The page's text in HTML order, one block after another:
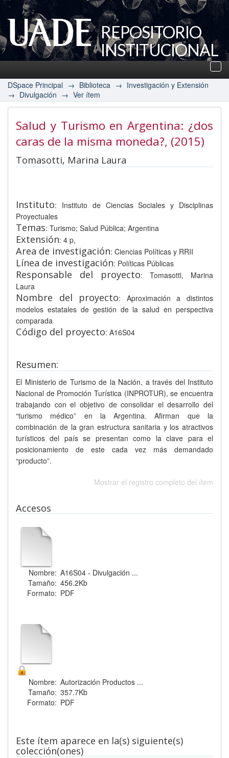
REPOSITORIO
INSTITUCIONAL
UADE
DSpace Principal → Biblioteca → Investigación y Extensión
→ Divulgación → Ver ítem
Salud y Turismo en Argentina: ¿dos
caras de la misma moneda?, (2015)
Tomasotti, Marina Laura
Instituto: Instituto de Ciencias Sociales y Disciplinas
Proyectuales
Temas: Turismo; Salud Pública; Argentina
Extensión: 4 p,
Area de investigación: Ciencias Políticas y RRII
Línea de investigación: Políticas Públicas
Responsable del proyecto: Tomasotti, Marina
Laura
Nombre del proyecto: Aproximación a distintos
modelos estatales de gestión de la salud en perspectiva
comparada
Código del proyecto: A16S04
Resumen:
El Ministerio de Turismo de la Nación, a través del Instituto
Nacional de Promoción Turística (INPROTUR), se encuentra
trabajando con el objetivo de consolidar el desarrollo del
“turismo médico” en la Argentina. Afirman que la
combinación de la gran estructura sanitaria y los atractivos
turísticos del país se presentan como la clave para el
posicionamiento de este cada vez más demandado
“producto”.
Mostrar el registro completo del ítem
Accesos
Nombre: A16S04 - Divulgación ...
Tamaño: 456.2Kb
Formato: PDF
Nombre: Autorización Productos ...
Tamaño: 357.7Kb
Formato: PDF
Este ítem aparece en la(s) siguiente(s)
colección(ones)